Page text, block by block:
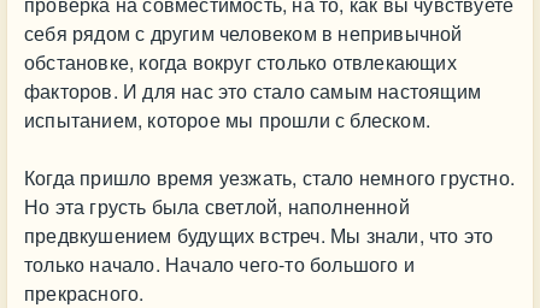
себя рядом с другим человеком в непривычной
обстановке, когда вокруг столько отвлекающих
факторов. И для нас это стало самым настоящим
испытанием, которое мы прошли с блеском.
Когда пришло время уезжать, стало немного грустно.
Но эта грусть была светлой, наполненной
предвкушением будущих встреч. Мы знали, что это
только начало. Начало чего-то большого и
прекрасного.